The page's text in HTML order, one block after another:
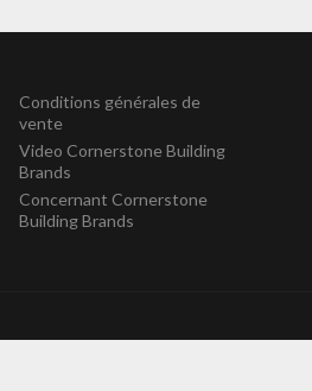
Conditions générales de
vente
Video Cornerstone Building
Brands
Concernant Cornerstone
Building Brands